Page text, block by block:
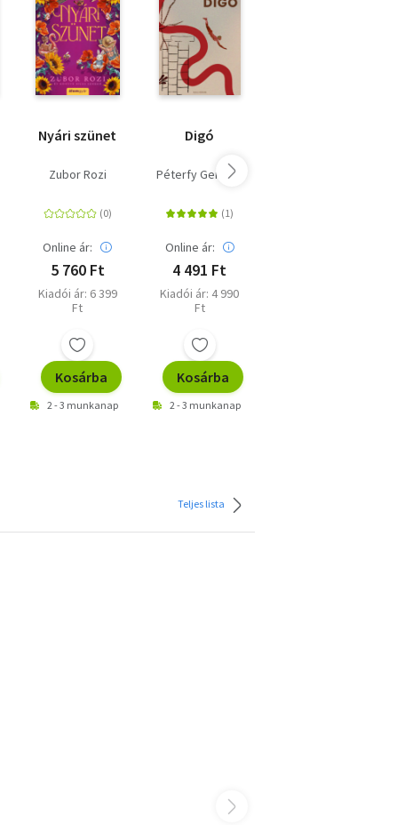
Nyári szünet
Zubor Rozi
Online ár:
5 760 Ft
Kiadói ár: 6 399
Ft
Kosárba
2 - 3 munkanap
Digó
Péterfy Gergely
Online ár:
4 491 Ft
Kiadói ár: 4 990
Ft
Kosárba
2 - 3 munkanap
Teljes lista